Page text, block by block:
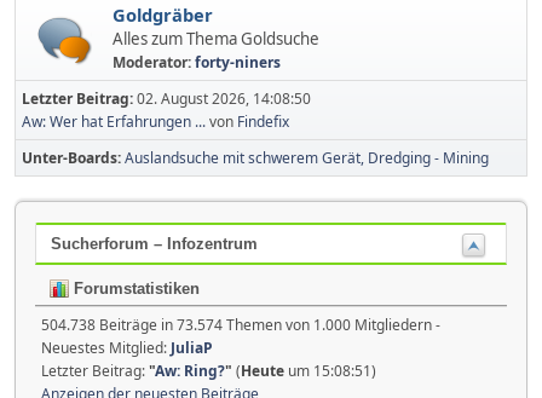
Goldgräber
Alles zum Thema Goldsuche
Moderator:forty-niners
Letzter Beitrag:02. August 2026, 14:08:50
Aw: Wer hat Erfahrungen ...von Findefix
Unter-Boards Auslandsuche mit schwerem Gerät, Dredging - Mining
Sucherforum – Infozentrum
Forumstatistiken
504.738 Beiträge in 73.574 Themen von 1.000 Mitgliedern -
Neuestes Mitglied: JuliaP
Letzter Beitrag:"Aw: Ring?" (Heute um 15:08:51)
Anzeigen der neuesten Beiträge